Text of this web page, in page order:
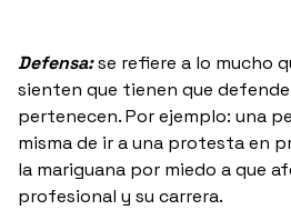
Defensa:se refiere a lo mucho
sienten que tienen que
pertenecen. Por ejemplo: una
misma de ir a una protesta en
la mariguana por miedo a que
profesional y su carrera.